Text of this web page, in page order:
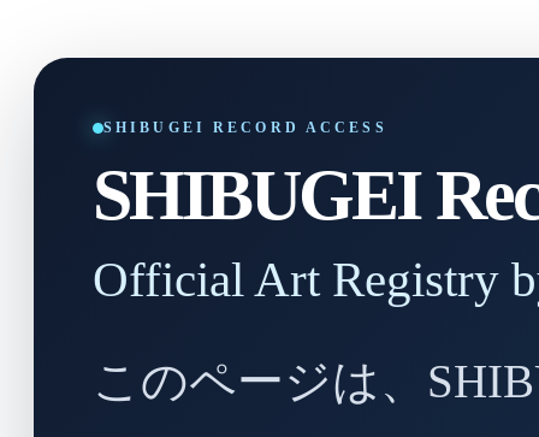
SHIBUGEI RECORD ACCESS
SHIBUGEI
Official Art Registry
このページは、